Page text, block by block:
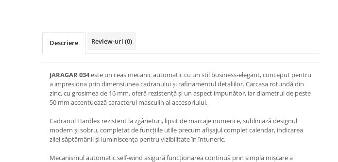
Descriere Review-uri (0)
JARAGAR 034este un ceas mecanic automatic cu un stil business-elegant, conceput pentru
a impresiona prin dimensiunea cadranului și rafinamentul detaliilor. Carcasa rotundă din
zinc, cu grosimea de 16 mm, oferă rezistență și un aspect impunător, iar diametrul de peste
50 mm accentuează caracterul masculin al accesoriului.
Cadranul Hardlex rezistent la zgârieturi, lipsit de marcaje numerice, subliniază designul
modern și sobru, completat de funcțiile utile precum afișajul complet calendar, indicarea
zilei săptămânii și luminiscența pentru vizibilitate în întuneric.
Mecanismul automatic self-wind asigură funcționarea continuă prin simpla mișcare a